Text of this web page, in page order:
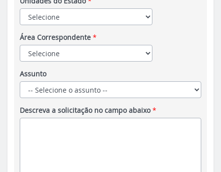
Área Correspondente *
Assunto
Descreva a solicitação no campo abaixo*